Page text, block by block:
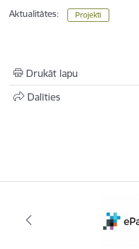
Aktualitātes: Projekti
Drukāt lapu
Dalīties